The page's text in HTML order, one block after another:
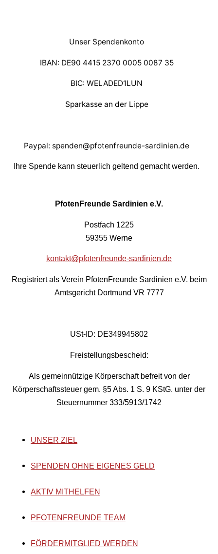
Unser Spendenkonto
IBAN: DE90 4415 2370 0005 0087 35
BIC: WELADED1LUN
Sparkasse an der Lippe
Paypal: spenden@pfotenfreunde-sardinien.de
Ihre Spende kann steuerlich geltend gemacht werden.
PfotenFreunde Sardinien e.V.
Postfach 1225
59355 Werne
kontakt@pfotenfreunde-sardinien.de
Registriert als Verein PfotenFreunde Sardinien e.V. beim
Amtsgericht Dortmund VR 7777
USt-ID: DE349945802
Freistellungsbescheid:
Als gemeinnützige Körperschaft befreit von der
Körperschaftssteuer gem. §5 Abs. 1 S. 9 KStG. unter der
Steuernummer 333/5913/1742
UNSER ZIEL
SPENDEN OHNE EIGENES GELD
AKTIV MITHELFEN
PFOTENFREUNDE TEAM
FÖRDERMITGLIED WERDEN